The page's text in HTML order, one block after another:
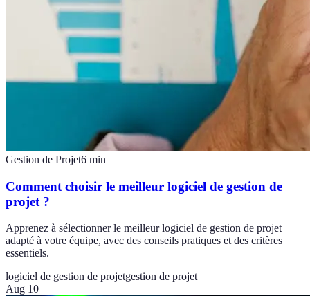
Gestion de Projet6 min
Comment choisir le meilleur logiciel de gestion de
projet ?
Apprenez à sélectionner le meilleur logiciel de gestion de projet
adapté à votre équipe, avec des conseils pratiques et des critères
essentiels.
logiciel de gestion de projetgestion de projet
Aug 10